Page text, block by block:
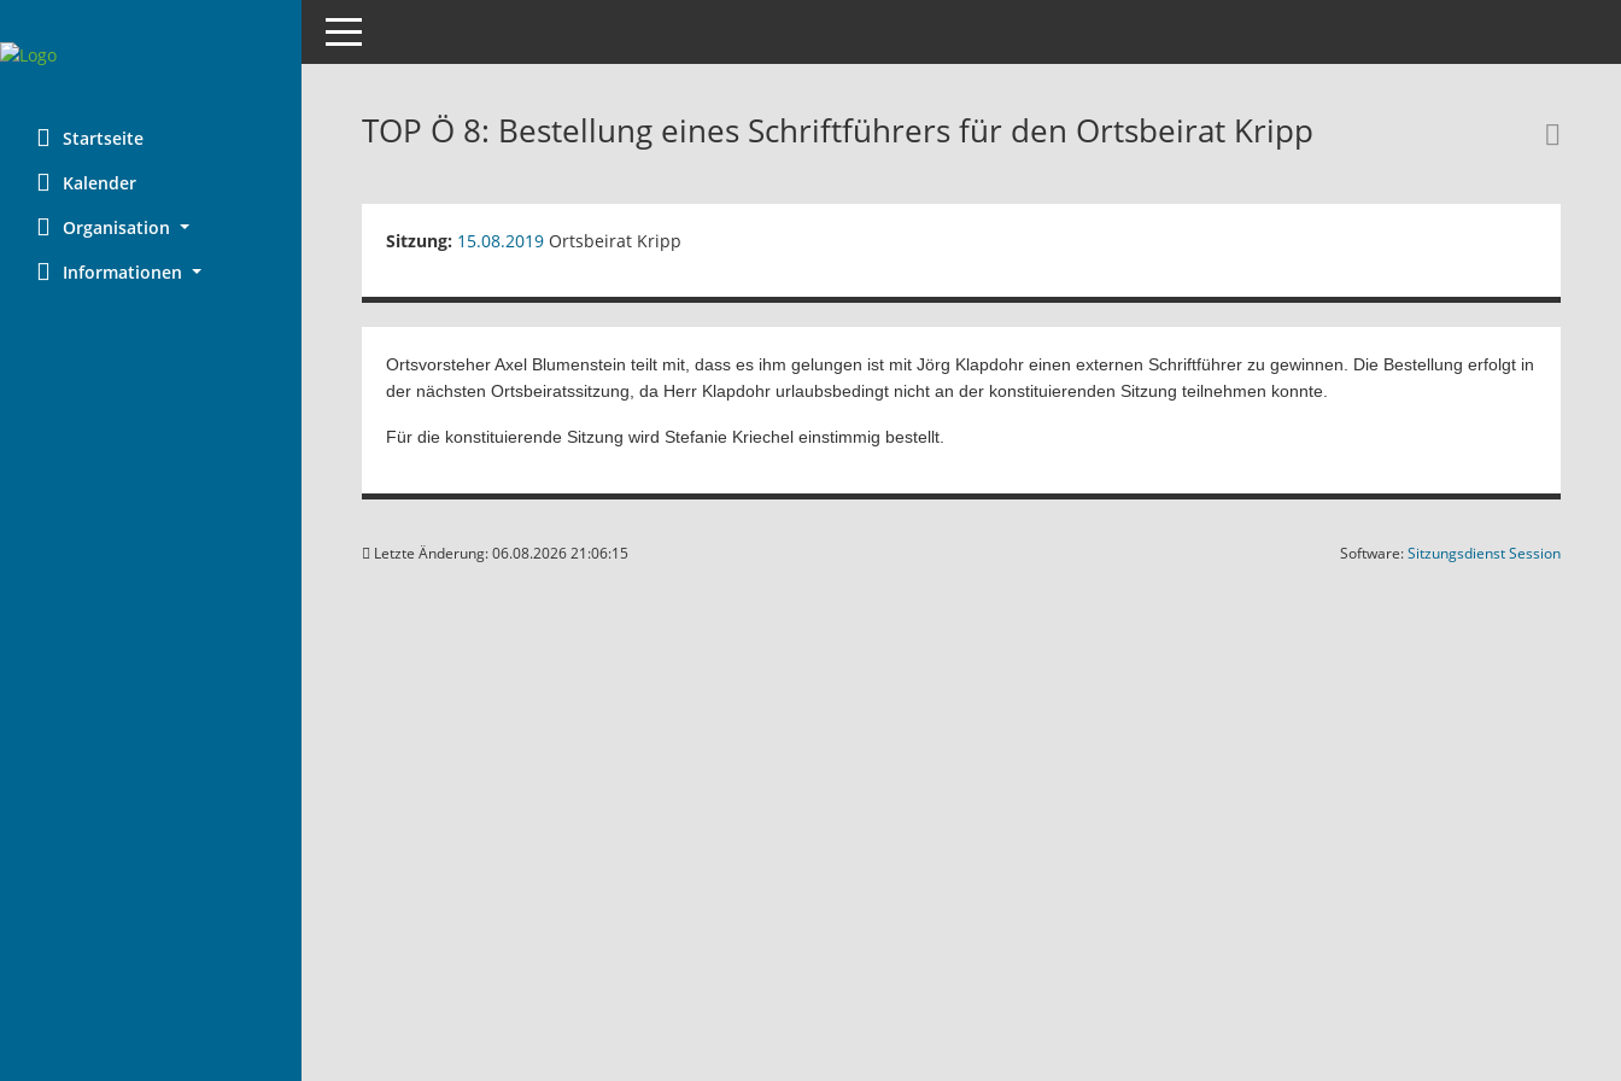
Startseite
Kalender
Organisation
Informationen
Toggle navigation
TOP Ö 8: Bestellung eines Schriftführers für den Ortsbeirat Kripp
Sitzung: 15.08.2019 Ortsbeirat Kripp
Ortsvorsteher Axel Blumenstein teilt mit, dass es ihm gelungen ist mit Jörg Klapdohr einen externen Schriftführer zu gewinnen. Die Bestellung erfolgt in
der nächsten Ortsbeiratssitzung, da Herr Klapdohr urlaubsbedingt nicht an der konstituierenden Sitzung teilnehmen konnte.
Für die konstituierende Sitzung wird Stefanie Kriechel einstimmig bestellt.
Letzte Änderung: 06.08.2026 21:06:15 Software:SitzungsdienstSession(Wird in